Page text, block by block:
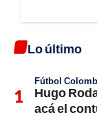
Lo último
Fútbol
Hugo
acá el